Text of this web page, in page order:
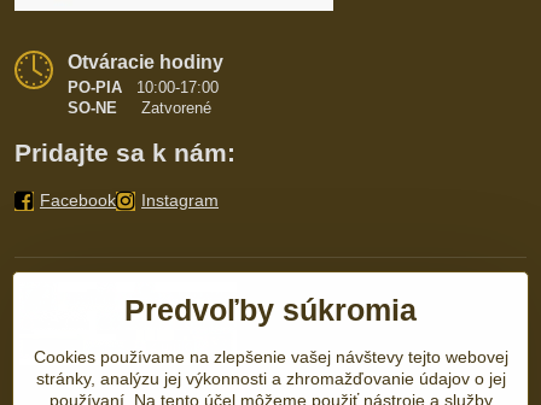
Otváracie hodiny
PO-PIA
10:00-17:00
SO-NE Zatvorené
Pridajte sa k nám:
Facebook Instagram
Predvoľby súkromia
Cookies používame na zlepšenie vašej návštevy tejto webovej
stránky, analýzu jej výkonnosti a zhromažďovanie údajov o jej
používaní. Na tento účel môžeme použiť nástroje a služby